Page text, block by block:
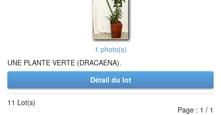
1 photo(s)
UNE PLANTE VERTE (DRACAENA).
Détail du lot
11 Lot(s)
Page : 1 / 1